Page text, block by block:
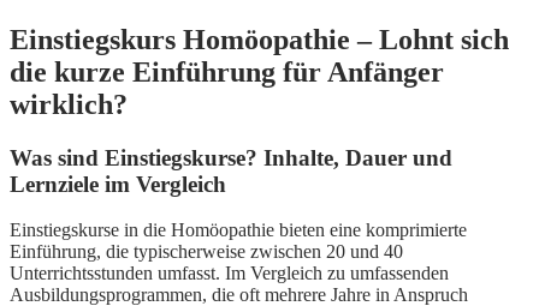
Einstiegskurs Homöopathie – Lohnt sich
die kurze Einführung für Anfänger
wirklich?
Was sind Einstiegskurse? Inhalte, Dauer und
Lernziele im Vergleich
Einstiegskurse in die Homöopathie bieten eine komprimierte
Einführung, die typischerweise zwischen 20 und 40
Unterrichtsstunden umfasst. Im Vergleich zu umfassenden
Ausbildungsprogrammen, die oft mehrere Jahre in Anspruch